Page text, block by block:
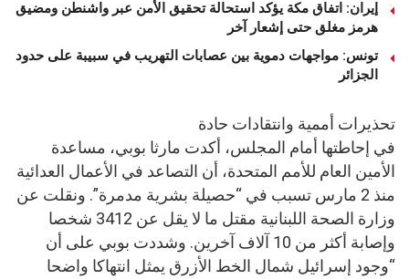
إيران: اتفاق مكة يؤكد استحالة تحقيق الأمن عبر واشنطن ومضيق
هرمز مغلق حتى إشعار آخر
تونس: مواجهات دموية بين عصابات التهريب في سبيبة على حدود
الجزائر
تحذيرات أممية وانتقادات حادة
في إحاطتها أمام المجلس، أكدت مارثا بوبي، مساعدة
الأمين العام للأمم المتحدة، أن التصاعد في الأعمال العدائية
منذ 2 مارس تسبب في “حصيلة بشرية مدمرة”. ونقلت عن
وزارة الصحة اللبنانية مقتل ما لا يقل عن 3412 شخصا
وإصابة أكثر من 10 آلاف آخرين. وشددت بوبي على أن
“وجود إسرائيل شمال الخط الأزرق يمثل انتهاكا واضحا